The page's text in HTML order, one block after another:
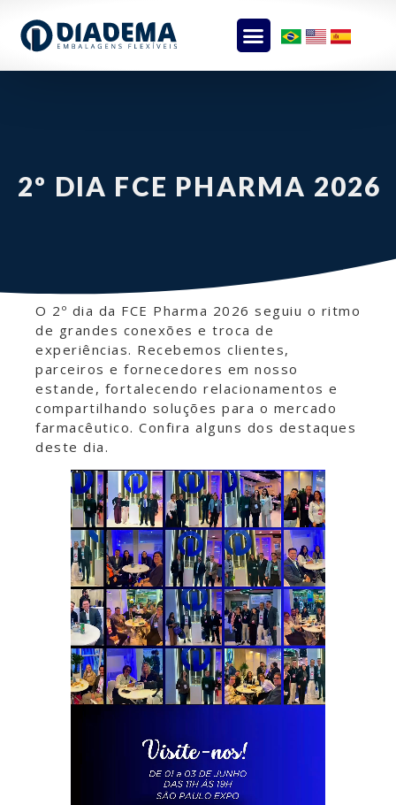
2º DIA FCE PHARMA 2026
O 2º dia da FCE Pharma 2026 seguiu o ritmo
de grandes conexões e troca de
experiências. Recebemos clientes,
parceiros e fornecedores em nosso
estande, fortalecendo relacionamentos e
compartilhando soluções para o mercado
farmacêutico. Confira alguns dos destaques
deste dia.